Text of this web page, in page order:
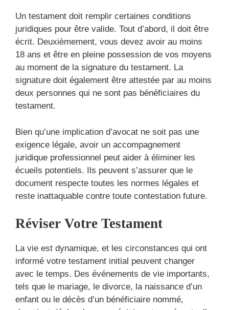
Un testament doit remplir certaines conditions
juridiques pour être valide. Tout d’abord, il doit être
écrit. Deuxièmement, vous devez avoir au moins
18 ans et être en pleine possession de vos moyens
au moment de la signature du testament. La
signature doit également être attestée par au moins
deux personnes qui ne sont pas bénéficiaires du
testament.
Bien qu’une implication d’avocat ne soit pas une
exigence légale, avoir un accompagnement
juridique professionnel peut aider à éliminer les
écueils potentiels. Ils peuvent s’assurer que le
document respecte toutes les normes légales et
reste inattaquable contre toute contestation future.
Réviser Votre Testament
La vie est dynamique, et les circonstances qui ont
informé votre testament initial peuvent changer
avec le temps. Des événements de vie importants,
tels que le mariage, le divorce, la naissance d’un
enfant ou le décès d’un bénéficiaire nommé,